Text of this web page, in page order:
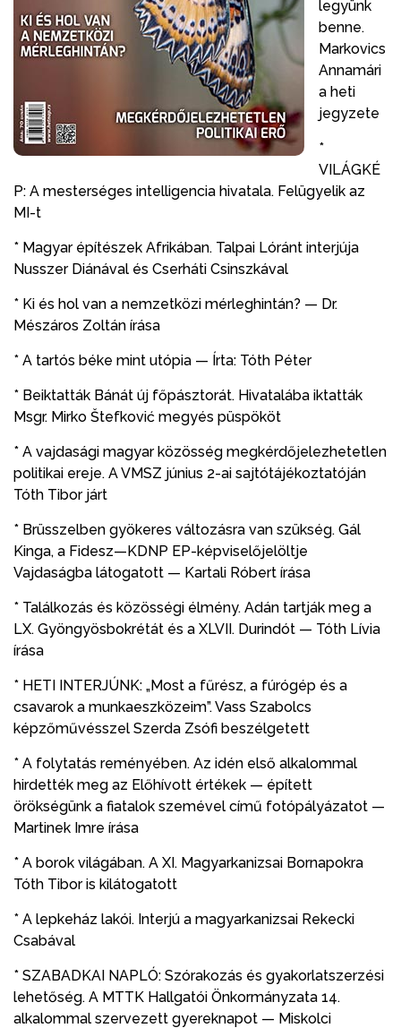
legyünk
benne.
Markovics
Annamári
a heti
jegyzete
*
VILÁGKÉ
P: A mesterséges intelligencia hivatala. Felügyelik az
MI-t
* Magyar építészek Afrikában. Talpai Lóránt interjúja
Nusszer Diánával és Cserháti Csinszkával
* Ki és hol van a nemzetközi mérleghintán? — Dr.
Mészáros Zoltán írása
* A tartós béke mint utópia — Írta: Tóth Péter
* Beiktatták Bánát új főpásztorát. Hivatalába iktatták
Msgr. Mirko Štefković megyés püspököt
* A vajdasági magyar közösség megkérdőjelezhetetlen
politikai ereje. A VMSZ június 2-ai sajtótájékoztatóján
Tóth Tibor járt
* Brüsszelben gyökeres változásra van szükség. Gál
Kinga, a Fidesz—KDNP EP-képviselőjelöltje
Vajdaságba látogatott — Kartali Róbert írása
* Találkozás és közösségi élmény. Adán tartják meg a
LX. Gyöngyösbokrétát és a XLVII. Durindót — Tóth Lívia
írása
* HETI INTERJÚNK: „Most a fűrész, a fúrógép és a
csavarok a munkaeszközeim”. Vass Szabolcs
képzőművésszel Szerda Zsófi beszélgetett
* A folytatás reményében. Az idén első alkalommal
hirdették meg az Előhívott értékek — épített
örökségünk a fiatalok szemével című fotópályázatot —
Martinek Imre írása
* A borok világában. A XI. Magyarkanizsai Bornapokra
Tóth Tibor is kilátogatott
* A lepkeház lakói. Interjú a magyarkanizsai Rekecki
Csabával
* SZABADKAI NAPLÓ: Szórakozás és gyakorlatszerzési
lehetőség. A MTTK Hallgatói Önkormányzata 14.
alkalommal szervezett gyereknapot — Miskolci